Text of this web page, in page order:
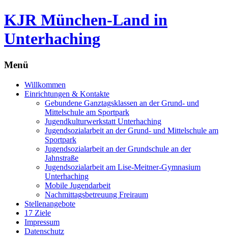
KJR München-Land in
Unterhaching
Menü
Zum
Inhalt
Willkommen
Einrichtungen & Kontakte
Gebundene Ganztagsklassen an der Grund- und
Mittelschule am Sportpark
Jugendkulturwerkstatt Unterhaching
Jugendsozialarbeit an der Grund- und Mittelschule am
Sportpark
Jugendsozialarbeit an der Grundschule an der
Jahnstraße
Jugendsozialarbeit am Lise-Meitner-Gymnasium
Unterhaching
Mobile Jugendarbeit
Nachmittagsbetreuung Freiraum
Stellenangebote
17 Ziele
Impressum
Datenschutz